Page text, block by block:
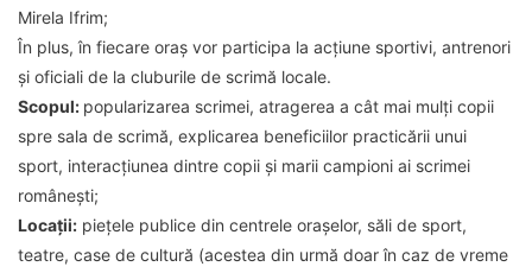
Mirela Ifrim;
În plus, în fiecare oraș vor participa la acțiune sportivi, antrenori
și oficiali de la cluburile de scrimă locale.
Scopul: popularizarea scrimei, atragerea a cât mai mulți copii
spre sala de scrimă, explicarea beneficiilor practicării unui
sport, interacțiunea dintre copii și marii campioni ai scrimei
românești;
Locații: piețele publice din centrele orașelor, săli de sport,
teatre, case de cultură (acestea din urmă doar în caz de vreme